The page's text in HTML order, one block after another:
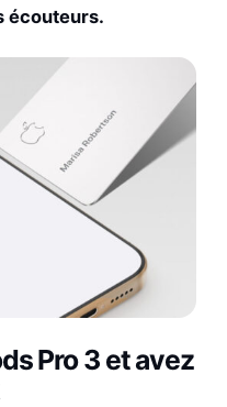
écouteurs.
Pro 3 et avez